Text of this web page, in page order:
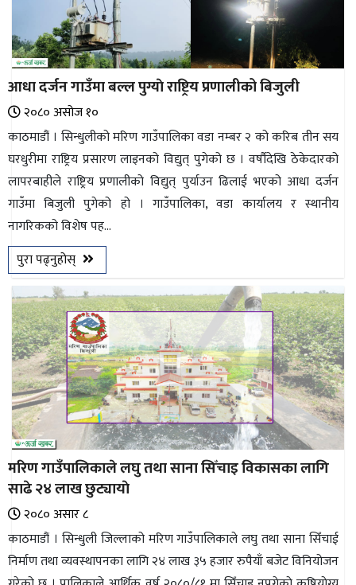
हरित
हाइड्रोजन
इभी
सम्पादकीय
बैंक
पर्यटन
भिडियो
छापा
खोज
प्रोफाइल
ऊर्जा
विशेष
आधा दर्जन गाउँमा बल्ल पुग्याे राष्ट्रिय प्रणालीको बिजुली
२०८० असोज १०
काठमाडौं । सिन्धुलीको मरिण गाउँपालिका वडा नम्बर २ को करिब तीन सय
घरधुरीमा राष्ट्रिय प्रसारण लाइनको विद्युत् पुगेको छ । वर्षौदेखि ठेकेदारको
लापरबाहीले राष्ट्रिय प्रणालीको विद्युत् पुर्याउन ढिलाई भएको आधा दर्जन
गाउँमा बिजुली पुगेको हो । गाउँपालिका, वडा कार्यालय र स्थानीय
नागरिकको विशेष पह...
पुरा पढ्नुहोस्
मरिण गाउँपालिकाले लघु तथा साना सिँचाइ विकासका लागि
साढे २४ लाख छुट्यायाे
२०८० असार ८
काठमाडौं । सिन्धुली जिल्लाको मरिण गाउँपालिकाले लघु तथा साना सिँचाई
निर्माण तथा व्यवस्थापनका लागि २४ लाख ३५ हजार रुपैयाँ बजेट विनियोजन